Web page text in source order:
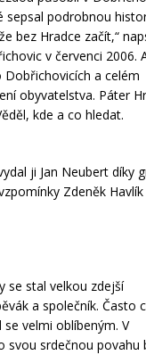
sepsal podrobnou
bez Hradce začít,“
v červenci 2006.
a celém
obyvatelstva. Páter
kde a co hledat.
ji Jan Neubert díky
Zdeněk Havlík
se stal velkou zdejší
a společník. Často
velmi oblíbeným. V
svou srdečnou povahu